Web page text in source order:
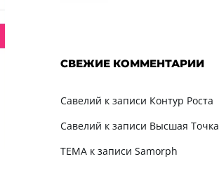
СВЕЖИЕ КОММЕНТАРИИ
Савелий к записи Контур Роста
Савелий к записи Высшая Точка
TEMAк записи Samorph